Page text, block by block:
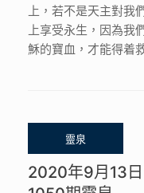
上，若不是天主對我
上享受永生，因為我
穌的寶血，才能得着
2020年9月13